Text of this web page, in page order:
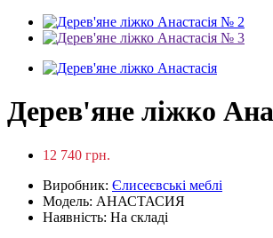
Дерев'яне ліжко
12 740 грн.
Виробник: Єлисеєвські меблі
Модель: АНАСТАСИЯ
Наявність: На складі